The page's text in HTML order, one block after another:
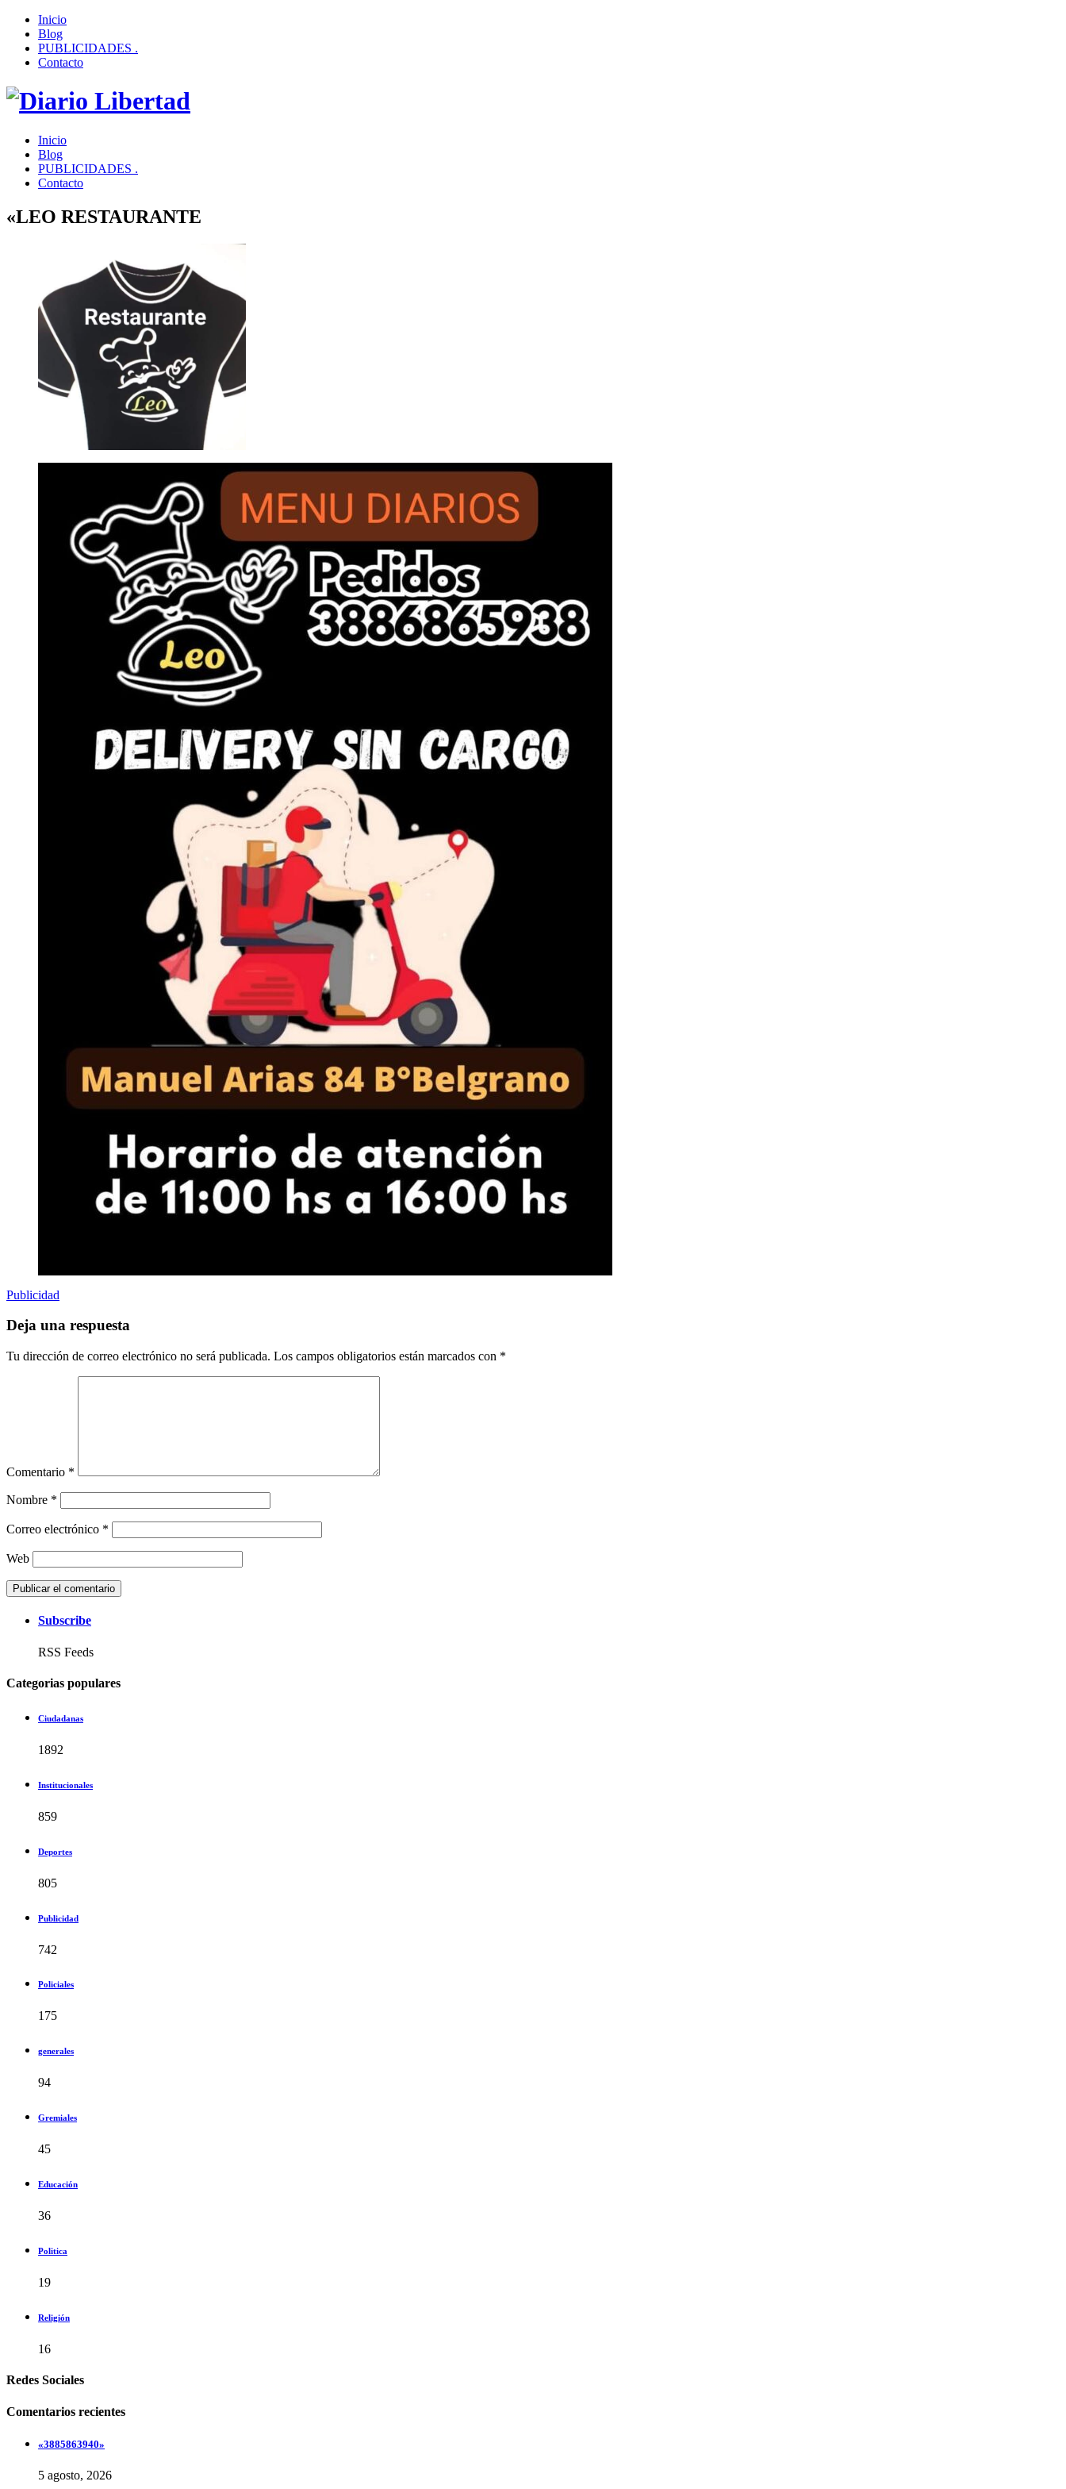
Inicio
Blog
PUBLICIDADES .
Contacto
Inicio
Blog
PUBLICIDADES .
Contacto
«LEO RESTAURANTE
Publicidad
Deja una respuesta
Tu dirección de correo electrónico no será publicada. Los campos obligatorios están marcados con *
Comentario *
Nombre *
Correo electrónico *
Web
Subscribe
RSS Feeds
Categorias populares
Ciudadanas
1892
Institucionales
859
Deportes
805
Publicidad
742
Policiales
175
generales
94
Gremiales
45
Educación
36
Politica
19
Religión
16
Redes Sociales
Comentarios recientes
«3885863940»
5 agosto, 2026